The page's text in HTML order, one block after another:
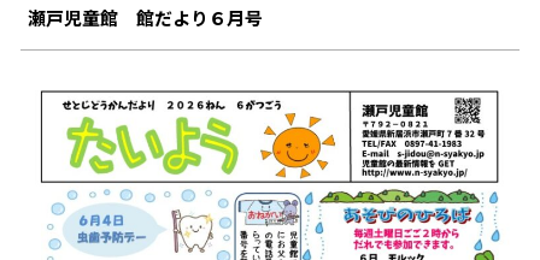
瀬戸児童館 館だより６月号